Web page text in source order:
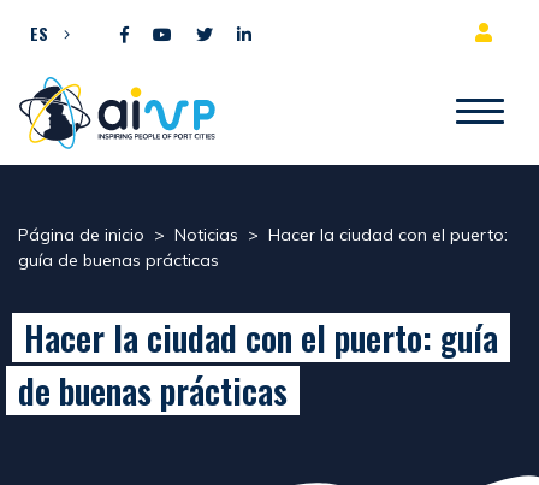
ES
Página de inicio > Noticias > Hacer la ciudad con el puerto:
guía de buenas prácticas
Hacer la ciudad con el puerto: guía
de buenas prácticas